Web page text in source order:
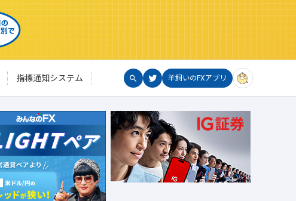
指標通知システム 羊飼いのFXアプリ